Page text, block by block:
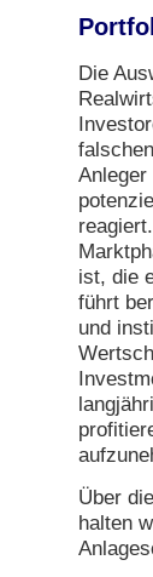
Die
ist, die
führt
und
Über
halten